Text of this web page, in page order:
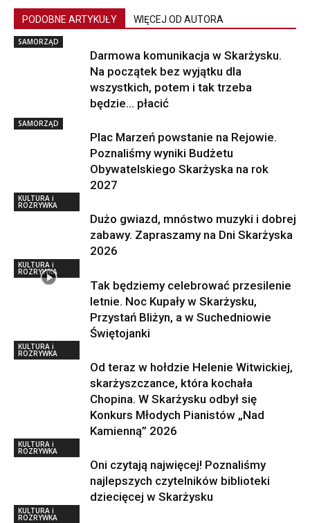
PODOBNE ARTYKUŁY WIĘCEJ OD AUTORA
SAMORZĄD
Darmowa komunikacja w Skarżysku.
Na początek bez wyjątku dla
wszystkich, potem i tak trzeba
będzie… płacić
SAMORZĄD
Plac Marzeń powstanie na Rejowie.
Poznaliśmy wyniki Budżetu
Obywatelskiego Skarżyska na rok
2027
KULTURA i
ROZRYWKA
Dużo gwiazd, mnóstwo muzyki i dobrej
zabawy. Zapraszamy na Dni Skarżyska
2026
KULTURA i
ROZRYWKA
Tak będziemy celebrować przesilenie
letnie. Noc Kupały w Skarżysku,
Przystań Bliżyn, a w Suchedniowie
Świętojanki
KULTURA i
ROZRYWKA
Od teraz w hołdzie Helenie Witwickiej,
skarżyszczance, która kochała
Chopina. W Skarżysku odbył się
Konkurs Młodych Pianistów „Nad
Kamienną” 2026
KULTURA i
ROZRYWKA
Oni czytają najwięcej! Poznaliśmy
najlepszych czytelników biblioteki
dziecięcej w Skarżysku
KULTURA i
ROZRYWKA